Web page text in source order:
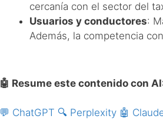
cercanía con el sector del
Usuarios y conductores:
Además, la competencia
🤖 Resume este contenido con
💬 ChatGPT 🔍 Perplexity 🤖